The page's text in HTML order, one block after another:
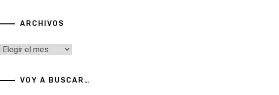
ARCHIVOS
Archivos
VOY A BUSCAR…